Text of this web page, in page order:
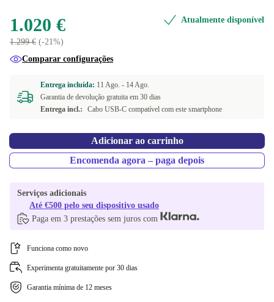
1.020 €
1.299 € (-21%)
Atualmente disponível
Comparar configurações
Entrega incluída: 11 Ago. - 14 Ago.
Garantia de devolução gratuita em 30 dias
Entrega incl.:
Cabo USB-C compatível com este smartphone
Adicionar ao carrinho
Encomenda agora – paga depois
Serviços adicionais
Até €500 pelo seu dispositivo usado
Paga em 3 prestações sem juros com
Funciona como novo
Experimenta gratuitamente por 30 dias
Garantia mínima de 12 meses